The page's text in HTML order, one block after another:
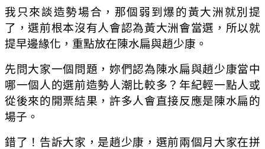
我只來談造勢場合，那個弱到爆的黃大洲就別提
了，選前根本沒有人會認為黃大洲會當選，所以就
提早邊緣化，重點放在陳水扁與趙少康。
先問大家一個問題，妳們認為陳水扁與趙少康當中
哪一個人的選前造勢人潮比較多？年紀輕一點人或
從後來的開票結果，許多人會直接反應是陳水扁的
場子。
錯了！告訴大家，是趙少康，選前兩個月大家在拼